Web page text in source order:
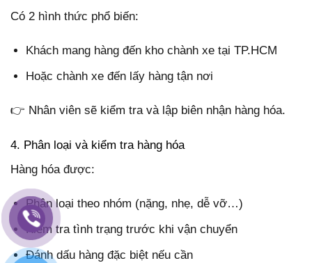
Có 2 hình thức phổ biến:
Khách mang hàng đến kho chành xe tại TP.HCM
Hoặc chành xe đến lấy hàng tận nơi
👉 Nhân viên sẽ kiểm tra và lập biên nhận hàng hóa.
4. Phân loại và kiểm tra hàng hóa
Hàng hóa được:
Phân loại theo nhóm (nặng, nhẹ, dễ vỡ…)
Kiểm tra tình trạng trước khi vận chuyển
Đánh dấu hàng đặc biệt nếu cần